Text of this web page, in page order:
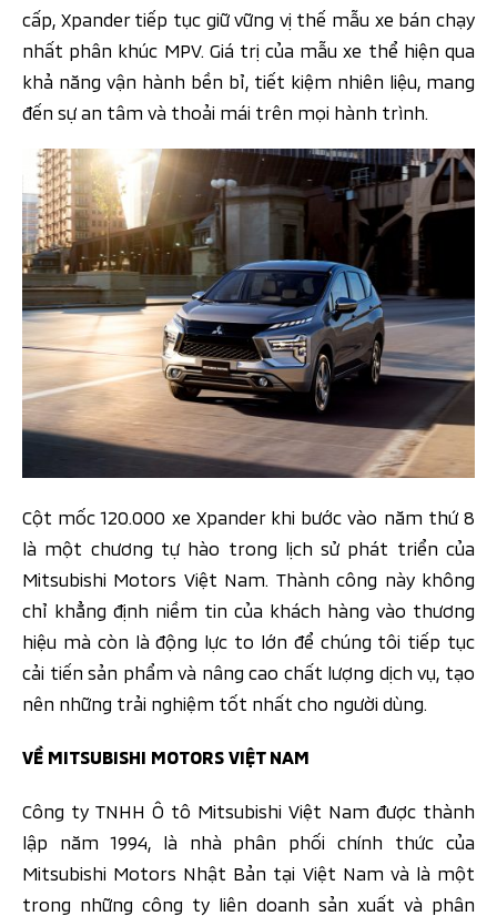
cấp, Xpander tiếp tục giữ vững vị thế mẫu xe bán chạy
nhất phân khúc MPV. Giá trị của mẫu xe thể hiện qua
khả năng vận hành bền bỉ, tiết kiệm nhiên liệu, mang
đến sự an tâm và thoải mái trên mọi hành trình.
Cột mốc 120.000 xe Xpander khi bước vào năm thứ 8
là một chương tự hào trong lịch sử phát triển của
Mitsubishi Motors Việt Nam. Thành công này không
chỉ khẳng định niềm tin của khách hàng vào thương
hiệu mà còn là động lực to lớn để chúng tôi tiếp tục
cải tiến sản phẩm và nâng cao chất lượng dịch vụ, tạo
nên những trải nghiệm tốt nhất cho người dùng.
VỀ MITSUBISHI MOTORS VIỆT NAM
Công ty TNHH Ô tô Mitsubishi Việt Nam được thành
lập năm 1994, là nhà phân phối chính thức của
Mitsubishi Motors Nhật Bản tại Việt Nam và là một
trong những công ty liên doanh sản xuất và phân